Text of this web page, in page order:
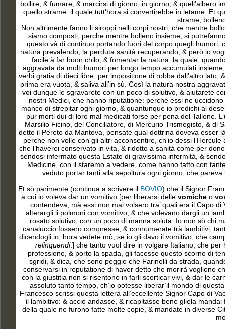
bollire, & fumare, & marcirsi di giorno, in giorno, & quell’albero
quello strame: il quale tutt’hora si convertirebbe in letame. Et
strame,
Non altrimente fanno li siroppi nelli corpi nostri, che mentre
siamo composti; perche mentre bolleno insieme, si
questo và di continuo portando fuori del corpo quegli
natura prevalendo, la perduta sanità recuperando, & però io
facile à far buon chilo, & fomentar la natura: la quale,
aggravata da molti humori per longo tempo accumulati
verbi gratia di dieci libre, per impositione di robba dall’altro
prima era vuota, & saliva all’in sù. Così la natura nostra
voi dunque le sgravarete con un poco di solutivo, & aiutarete
nostri Medici, che hanno riputatione: perche essi ne
manco di strepitar ogni giorno, & quantunque io predichi al
pur morti dui di loro mal medicati forse per pena del Talione.
Marsilio Ficino, del Conciliatore, di Mercurio Trismegisto, & di
detto il Pereto da Mantova, pensate qual dottrina doveva esser
perche non volle con gli altri acconsentire, ch’io dessi
che l’haverei conservato in vita, & ridotto a sanità come per
sendosi infermato questa Estate di gravissima infermità, &
Medicine, con il staremo a vedere, come hanno fatto con
veduto portar tanti alla sepoltura ogni giorno, che
Et sò parimente (continua a scrivere il BOVIO) che il Signor
a cui io voleva dar un vomitivo [per liberarsi delle vomicheo
contendeva, mà essi non mai volsero tra’ quali era il Capo
alterargli li polmoni con vomitivo, & che volevano dargli un
rosato solutivo, con un poco di manna soluta: Io non sò chi
canaluccio fossero compresse, & connumerate trà lambitivi,
dicendogli io, hora vedete mò, se io gli davo il vomitivo, che
relinquendi:] che tanto vuol dire in volgare Italiano, che
professione, & porto la spada, gli facesse questo scorno di
sgridi, & dica, che sono peggio che Farinelli da strada,
conservarsi in reputatione di haver detto che morirà vogliono
con la giustitia non si risentono in farli scorticar vivi, & dar le
assoluto tanto tempo, ch’io potesse liberar’il mondo di
Francesco scrissi questa lettera all’eccellente Signor Capo di
il lambitivo: & acciò andasse, & ricapitasse bene gliela
della quale ne furono fatte molte copie, & mandate in diverse